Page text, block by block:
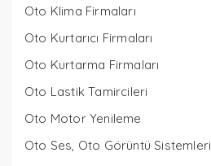
Oto Klima Firmaları
Oto Kurtarıcı Firmaları
Oto Kurtarma Firmaları
Oto Lastik Tamircileri
Oto Motor Yenileme
Oto Ses, Oto Görüntü Sistemleri